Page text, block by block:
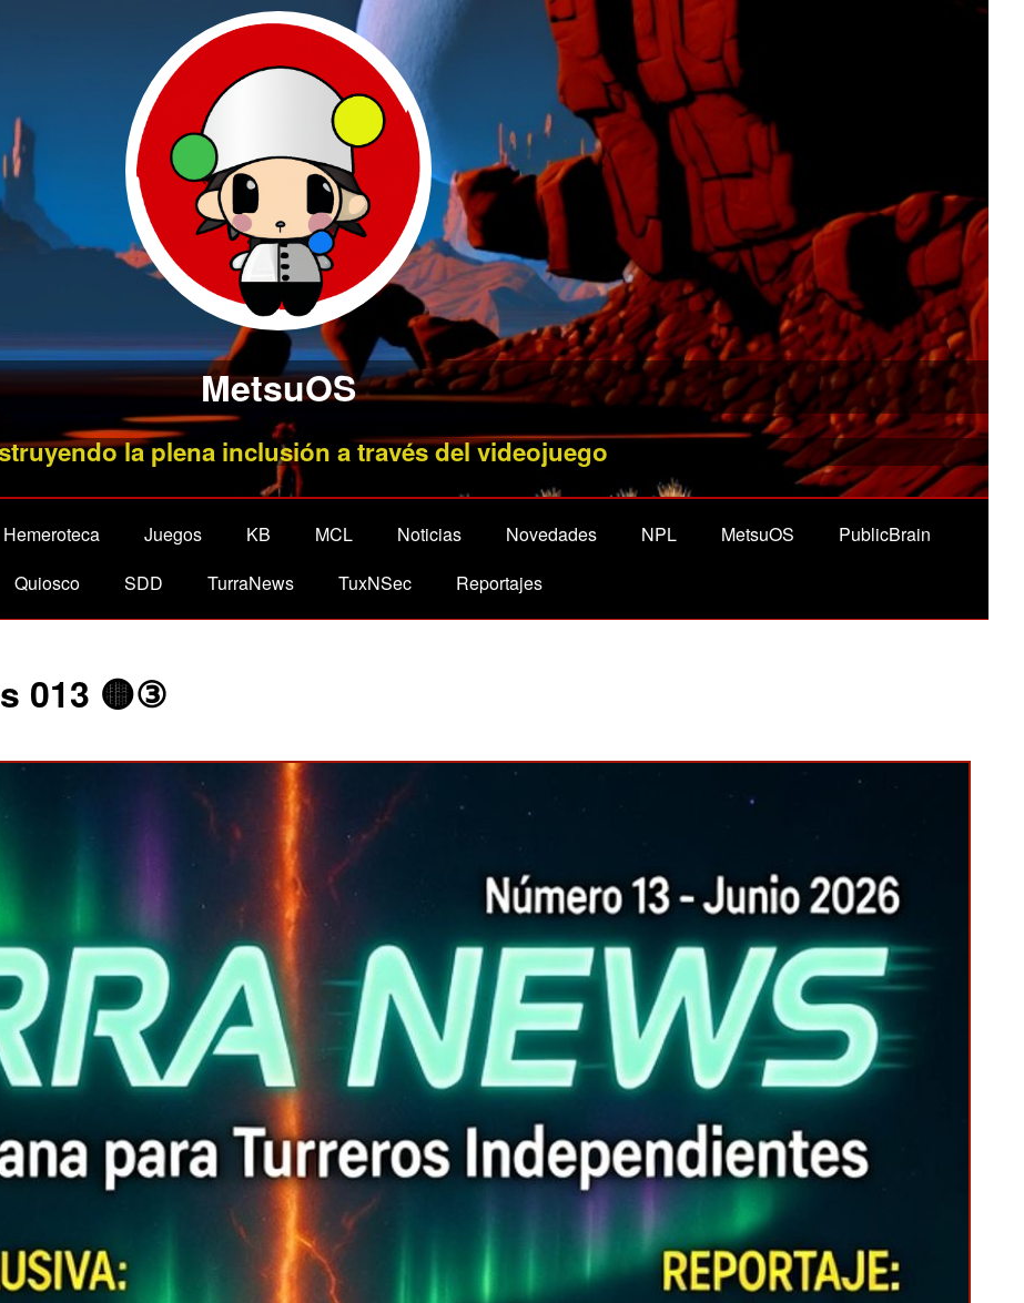
MetsuOS
la plena inclusión a través del videojuego
Hemeroteca Juegos KB MCL Noticias Novedades NPL MetsuOS
PublicBrain
Quiosco
SDD TurraNews TuxNSec Reportajes
013 🟡③